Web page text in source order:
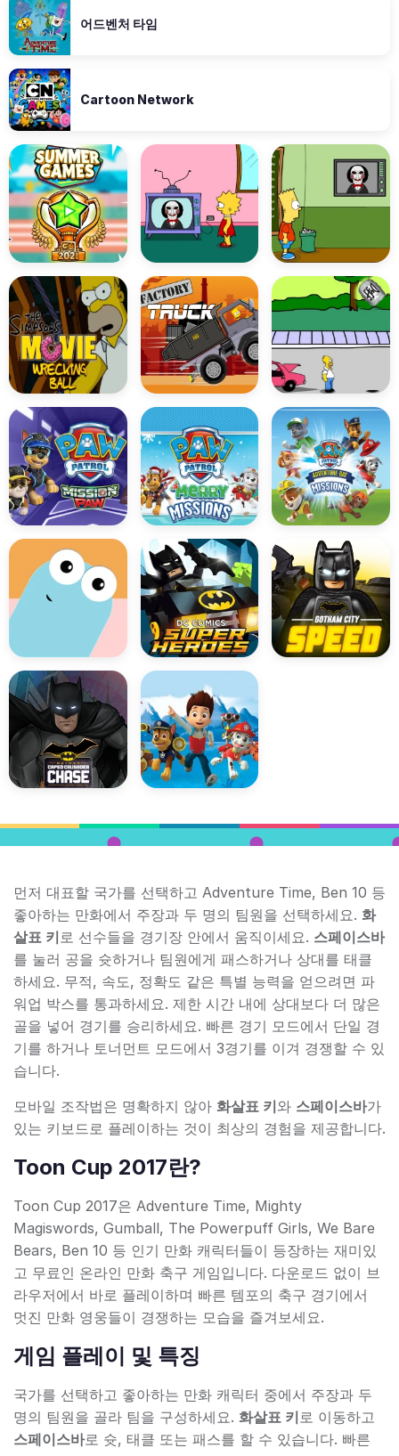
어드벤처 타임
Cartoon Network
먼저 대표할 국가를 선택하고 Adventure Time, Ben 10 등
좋아하는 만화에서 주장과 두 명의 팀원을 선택하세요. 화
살표 키로 선수들을 경기장 안에서 움직이세요. 스페이스바
를 눌러 공을 슛하거나 팀원에게 패스하거나 상대를 태클
하세요. 무적, 속도, 정확도 같은 특별 능력을 얻으려면 파
워업 박스를 통과하세요. 제한 시간 내에 상대보다 더 많은
골을 넣어 경기를 승리하세요. 빠른 경기 모드에서 단일 경
기를 하거나 토너먼트 모드에서 3경기를 이겨 경쟁할 수 있
습니다.
모바일 조작법은 명확하지 않아 화살표 키와 스페이스바가
있는 키보드로 플레이하는 것이 최상의 경험을 제공합니다.
Toon Cup 2017란?
Toon Cup 2017은 Adventure Time, Mighty
Magiswords, Gumball, The Powerpuff Girls, We Bare
Bears, Ben 10 등 인기 만화 캐릭터들이 등장하는 재미있
고 무료인 온라인 만화 축구 게임입니다. 다운로드 없이 브
라우저에서 바로 플레이하며 빠른 템포의 축구 경기에서
멋진 만화 영웅들이 경쟁하는 모습을 즐겨보세요.
게임 플레이 및 특징
국가를 선택하고 좋아하는 만화 캐릭터 중에서 주장과 두
명의 팀원을 골라 팀을 구성하세요. 화살표 키로 이동하고
스페이스바로 슛, 태클 또는 패스를 할 수 있습니다. 빠른